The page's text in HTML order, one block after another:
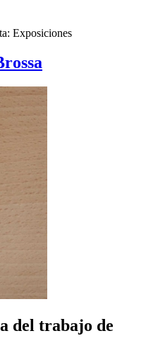
Exposiciones
del trabajo de